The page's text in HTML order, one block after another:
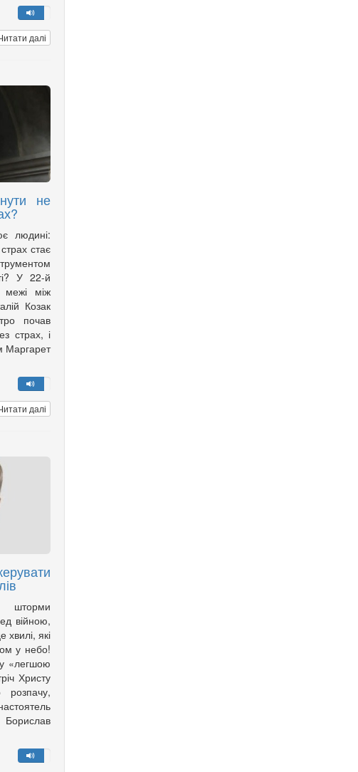
далі
не
людині:
стає
У 22-й
межі між
Козак
почав
страх, і
Маргарет
далі
шторми
війною,
які
у небо!
«легшою
Христу
розпачу,